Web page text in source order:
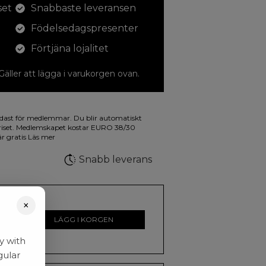
Snabbaste leveransen
Födelsedagspresenter
Förtjäna lojalitet
att lägga i varukorgen ovan.
teckningar med. På illustrationen på
färger.
för medlemmar. Du blir automatiskt
Medlemskapet kostar EURO 38/30
gratis Läs mer
Snabb leverans
LÄGG I KORGEN
×
with